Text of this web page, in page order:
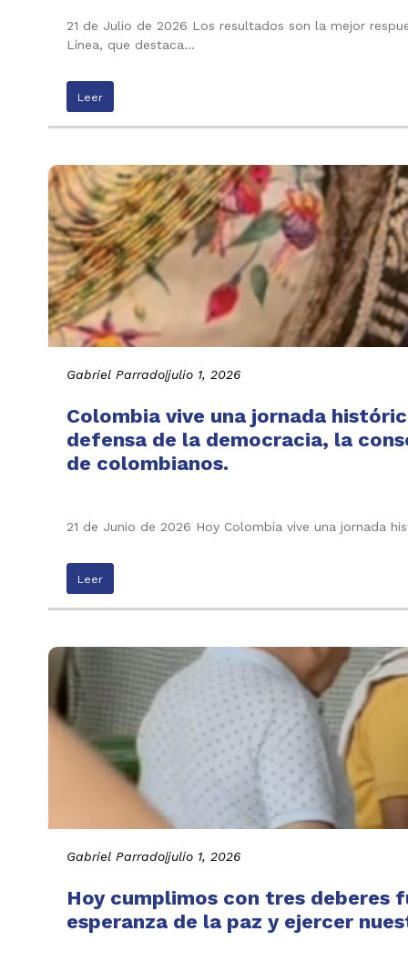
21 de Julio de 2026 Los resultados son la mejor
Línea, que destaca…
Leer
Gabriel Parrado|julio 1, 2026
Colombia vive una jornada
defensa de la democracia, la
de colombianos.
21 de Junio de 2026 Hoy Colombia vive una jornada
Leer
Gabriel Parrado|julio 1, 2026
Hoy cumplimos con tres deberes
esperanza de la paz y ejercer